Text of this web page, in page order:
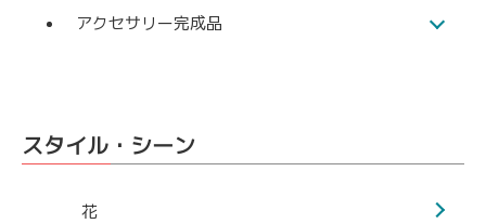
アクセサリー完成品
スタイル・シーン
花